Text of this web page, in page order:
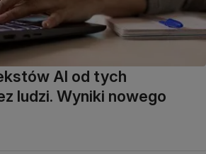
AI od tych
ludzi. Wyniki nowego